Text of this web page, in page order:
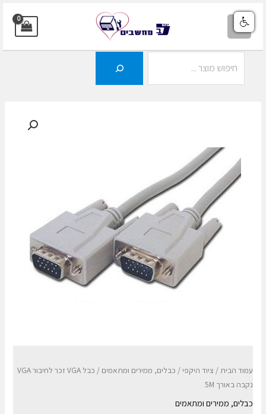
דילוג
לתוכן
MAIN
עמוד הבית/ ציוד היקפי/ כבלים, ממירים ומתאמים
/ כבל VGA זכר לחיבור VGA
נקבה באורך 5M
כבלים, ממירים ומתאמים